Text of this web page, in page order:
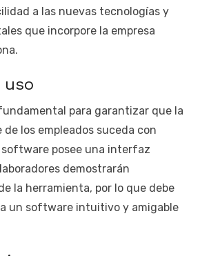
a las nuevas tecnologías y
que incorpore la empresa
uso
para garantizar que la
los empleados suceda con
posee una interfaz
demostrarán
la herramienta, por lo que debe
un software intuitivo y amigable